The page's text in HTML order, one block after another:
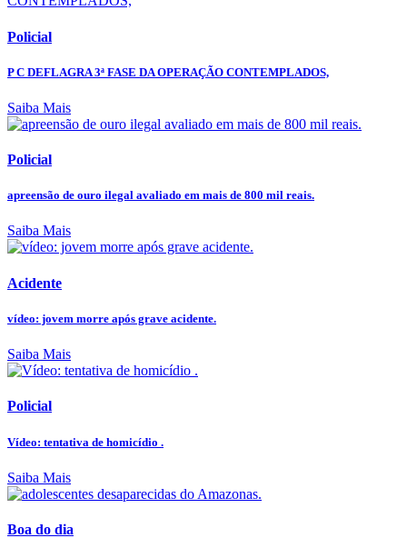
Policial
P C DEFLAGRA 3ª FASE DA OPERAÇÃO CONTEMPLADOS,
Saiba Mais
Policial
apreensão de ouro ilegal avaliado em mais de 800 mil reais.
Saiba Mais
Acidente
vídeo: jovem morre após grave acidente.
Saiba Mais
Policial
Vídeo: tentativa de homicídio .
Saiba Mais
Boa do dia